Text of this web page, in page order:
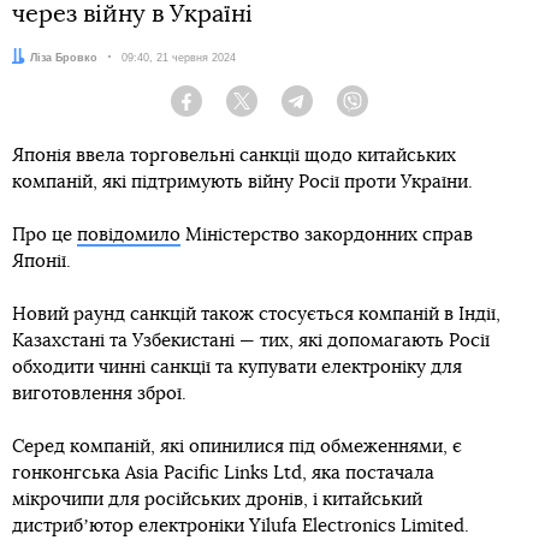
через війну в Україні
Автор:
Ліза Бровко Дата:
09:40, 21 червня 2024
Facebook Twitter Telegram
Японія ввела торговельні санкції щодо китайських
компаній, які підтримують війну Росії проти України.
Про це повідомило Міністерство закордонних справ
Японії.
Новий раунд санкцій також стосується компаній в Індії,
Казахстані та Узбекистані — тих, які допомагають Росії
обходити чинні санкції та купувати електроніку для
виготовлення зброї.
Серед компаній, які опинилися під обмеженнями, є
гонконгська Asia Pacific Links Ltd, яка постачала
мікрочипи для російських дронів, і китайський
дистрибʼютор електроніки Yilufa Electronics Limited.